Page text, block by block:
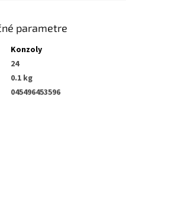
parametre
Konzoly
24
0.1 kg
045496453596